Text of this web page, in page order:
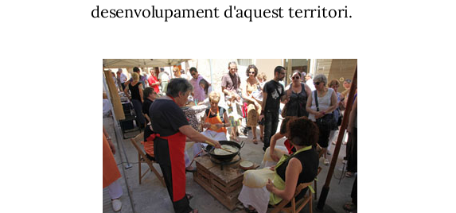
desenvolupament d'aquest territori.